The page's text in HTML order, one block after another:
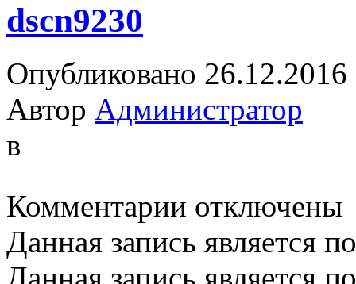
dscn9230
Опубликовано 26.12.2016
Автор Администратор
в
Комментарии записи
отключены
Данная запись является
Данная запись является